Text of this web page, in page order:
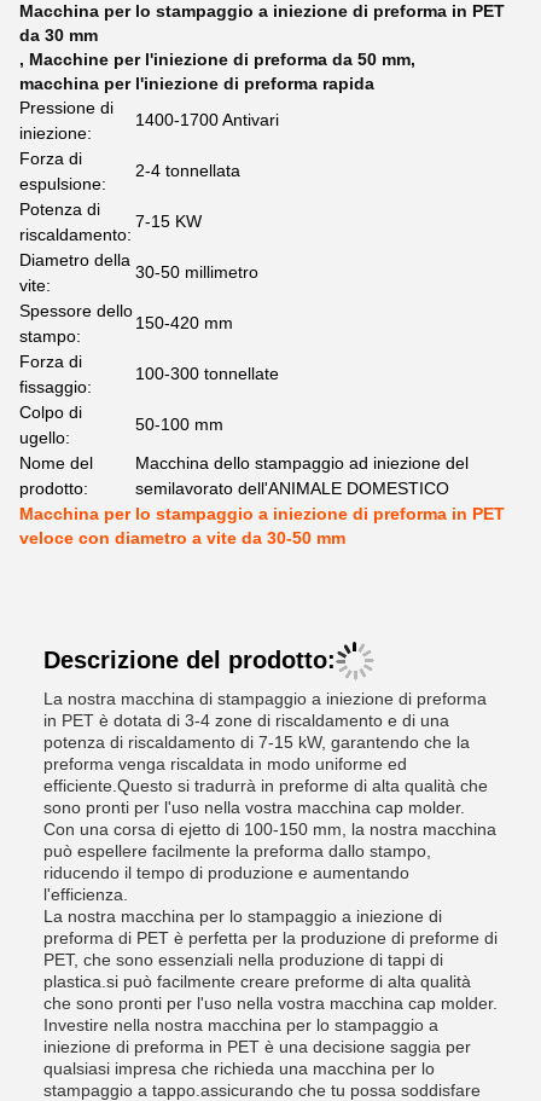
Macchina per lo stampaggio a iniezione di preforma in PET
da 30 mm
, Macchine per l'iniezione di preforma da 50 mm,
macchina per l'iniezione di preforma rapida
Pressione di
iniezione:
1400-1700 Antivari
Forza di
espulsione:
2-4 tonnellata
Potenza di
riscaldamento:
7-15 KW
Diametro della
vite:
30-50 millimetro
Spessore dello
stampo:
150-420 mm
Forza di
fissaggio:
100-300 tonnellate
Colpo di
ugello:
50-100 mm
Nome del
prodotto:
Macchina dello stampaggio ad iniezione del
semilavorato dell'ANIMALE DOMESTICO
Macchina per lo stampaggio a iniezione di preforma in PET
veloce con diametro a vite da 30-50 mm
Descrizione del prodotto:
La nostra macchina di stampaggio a iniezione di preforma
in PET è dotata di 3-4 zone di riscaldamento e di una
potenza di riscaldamento di 7-15 kW, garantendo che la
preforma venga riscaldata in modo uniforme ed
efficiente.Questo si tradurrà in preforme di alta qualità che
sono pronti per l'uso nella vostra macchina cap molder.
Con una corsa di ejetto di 100-150 mm, la nostra macchina
può espellere facilmente la preforma dallo stampo,
riducendo il tempo di produzione e aumentando
l'efficienza.
La nostra macchina per lo stampaggio a iniezione di
preforma di PET è perfetta per la produzione di preforme di
PET, che sono essenziali nella produzione di tappi di
plastica.si può facilmente creare preforme di alta qualità
che sono pronti per l'uso nella vostra macchina cap molder.
Investire nella nostra macchina per lo stampaggio a
iniezione di preforma in PET è una decisione saggia per
qualsiasi impresa che richieda una macchina per lo
stampaggio a tappo.assicurando che tu possa soddisfare